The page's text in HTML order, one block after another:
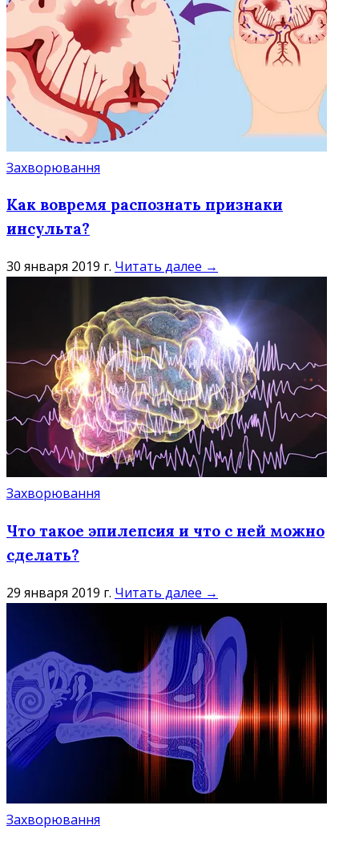
Захворювання
Как вовремя распознать признаки
инсульта?
30 января 2019 г. Читать далее →
Захворювання
Что такое эпилепсия и что с ней можно
сделать?
29 января 2019 г. Читать далее →
Захворювання